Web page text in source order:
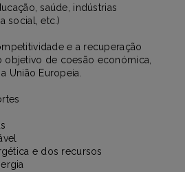
saúde, indústrias
social, etc.)
e a recuperação
de coesão económica,
União Europeia.
e dos recursos